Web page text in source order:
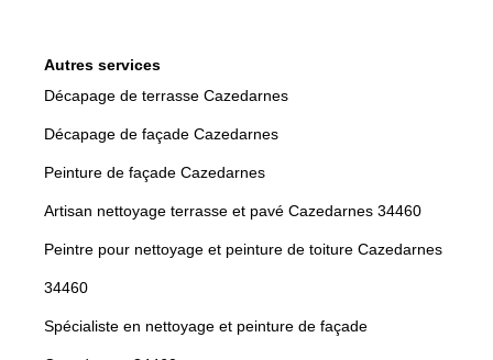
Autres services
Décapage de terrasse Cazedarnes
Décapage de façade Cazedarnes
Peinture de façade Cazedarnes
Artisan nettoyage terrasse et pavé Cazedarnes 34460
Peintre pour nettoyage et peinture de toiture Cazedarnes
34460
Spécialiste en nettoyage et peinture de façade